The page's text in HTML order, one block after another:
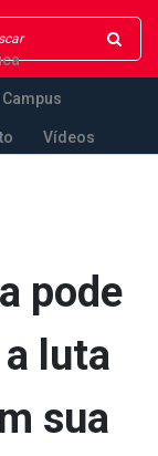
Campus
Vídeos
pode
luta
sua